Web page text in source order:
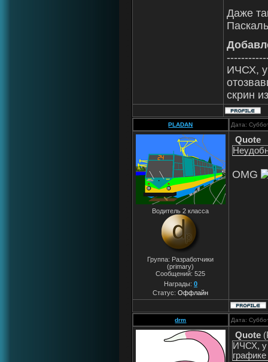
Даже
ИЧСХ, у
скрин
PLADAN Дата:
Водитель 2 класса
Группа: Разработчики
(primary)
Сообщений:525
Награды: 0
Статус:Оффлайн
Quote
OMG
drm Дата:
Quote (
ИЧСХ, у